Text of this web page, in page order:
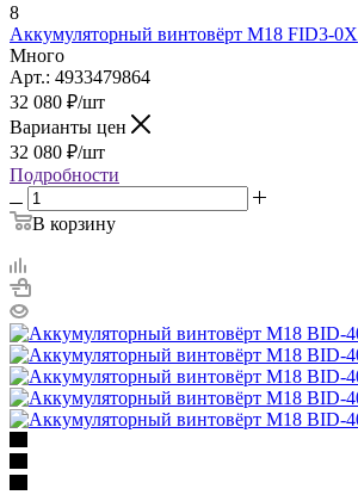
8
Аккумуляторный винтовёрт M18 FID3-0X
Много
Арт.: 4933479864
32 080 ₽/шт
Варианты цен
32 080 ₽/шт
Подробности
В корзину